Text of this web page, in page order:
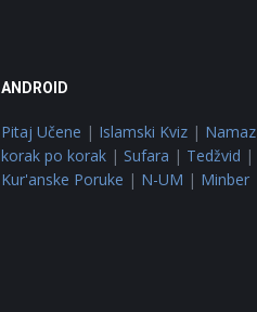
ANDROID
Pitaj Učene | Islamski Kviz| Namaz
korak po korak| Sufara | Tedžvid |
Kur'anske Poruke | N-UM | Minber